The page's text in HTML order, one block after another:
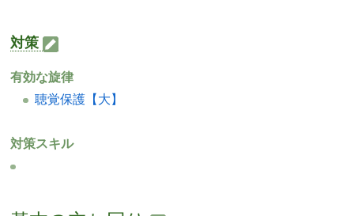
対策
有効な旋律
聴覚保護【大】
対策スキル